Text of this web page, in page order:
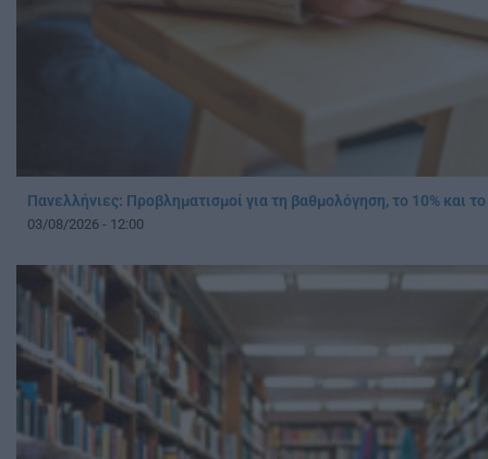
Πανελλήνιες: Προβληματισμοί για τη βαθμολόγηση, το 10% και
03/08/2026 - 12:00